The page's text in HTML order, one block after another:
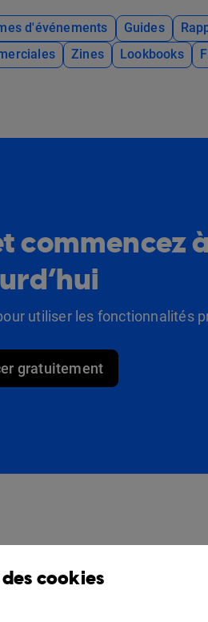
d'événements Guides
Zines Lookbooks
commencez
utiliser les fonctionnalités
gratuitement
cookies